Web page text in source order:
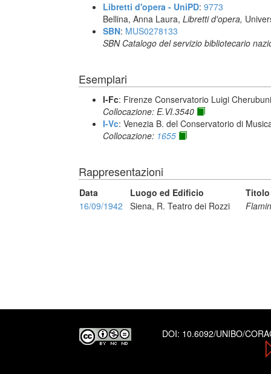
Libretti d'opera - UniPD: 9773
Bellina, Anna Laura, Libretti d'opera,
SBN: MUS0278133
SBN Catalogo del servizio bibliotecario
Esemplari
I-Fc: Firenze Conservatorio Luigi Cherubuni
Collocazione: E.VI.3540
I-Vc: Venezia B. del Conservatorio di
Collocazione: 1655
Rappresentazioni
Data Luogo ed Edificio
Titolo
16/09/1942
Siena, R. Teatro dei Rozzi
DOI: 10.6092/UNIBO/